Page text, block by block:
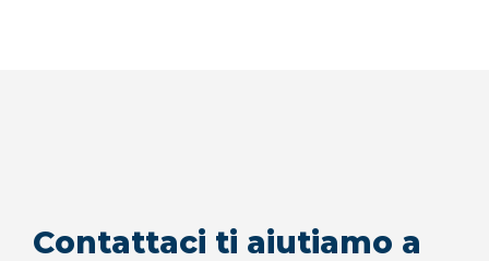
Contattaci ti aiutiamo a